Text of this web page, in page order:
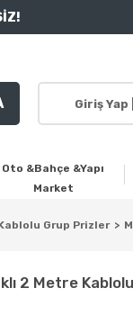
Giriş Yap
Oto &Bahçe &Yapı
Market
Grup Prizler
2 Metre